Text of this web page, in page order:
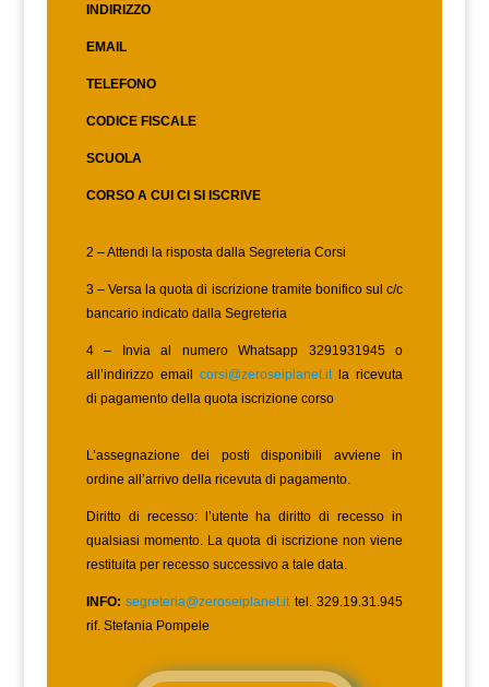
INDIRIZZO
EMAIL
TELEFONO
CODICE FISCALE
SCUOLA
CORSO A CUI CI SI ISCRIVE
2 – Attendi la risposta dalla Segreteria Corsi
3 – Versa la quota di iscrizione tramite bonifico sul c/c
bancario indicato dalla Segreteria
4 – Invia al numero Whatsapp 3291931945 o
all’indirizzo email corsi@zeroseiplanet.itla ricevuta
di pagamento della quota iscrizione corso
L’assegnazione dei posti disponibili avviene in
ordine all’arrivo della ricevuta di pagamento.
Diritto di recesso: l’utente ha diritto di recesso in
qualsiasi momento. La quota di iscrizione non viene
restituita per recesso successivo a tale data.
INFO: segreteria@zeroseiplanet.ittel. 329.19.31.945
rif. Stefania Pompele